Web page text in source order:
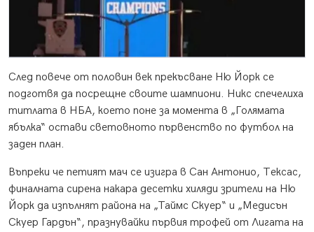
След повече от половин век прекъсване Ню Йорк се
подготвя да посрещне своите шампиони. Никс спечелиха
титлата в НБА, което поне за момента в „Голямата
ябълка“ остави световното първенство по футбол на
заден план.
Въпреки че петият мач се изигра в Сан Антонио, Тексас,
финалната сирена накара десетки хиляди зрители на Ню
Йорк да изпълнят района на „Таймс Скуер“ и „Медисън
Скуер Гардън“, празнувайки първия трофей от Лигата на